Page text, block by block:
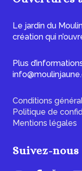
Le jardin du
création qui
Plus
Conditions
Politique de
Mentions légales
Suivez-nous